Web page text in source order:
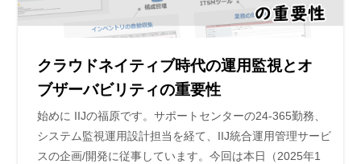
クラウドネイティブ時代の運用監視とオ
ブザーバビリティの重要性
始めに IIJの福原です。サポートセンターの24-365勤務、
システム監視運用設計担当を経て、IIJ統合運用管理サービ
スの企画/開発に従事しています。今回は本日（2025年1